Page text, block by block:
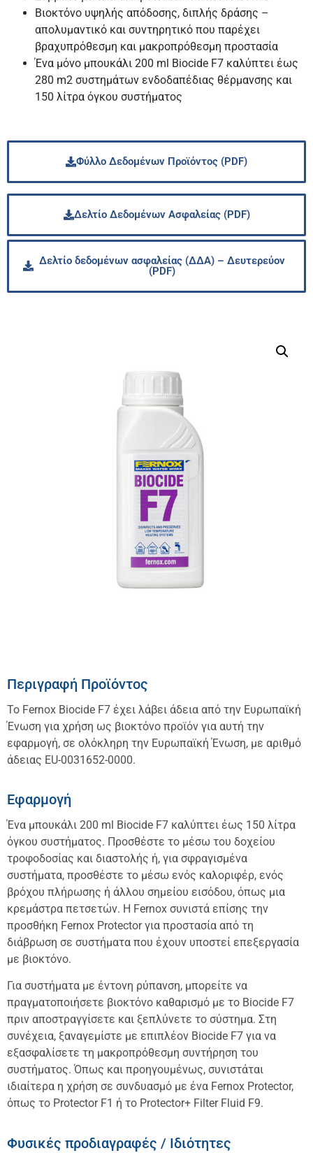
Βιοκτόνο υψηλής απόδοσης, διπλής δράσης –
απολυμαντικό και συντηρητικό που παρέχει
βραχυπρόθεσμη και μακροπρόθεσμη προστασία
Ένα μόνο μπουκάλι 200 ml Biocide F7 καλύπτει έως
280 m2 συστημάτων ενδοδαπέδιας θέρμανσης και
150 λίτρα όγκου συστήματος
Φύλλο Δεδομένων Προϊόντος (PDF)
Δελτίο Δεδομένων Ασφαλείας (PDF)
Δελτίο δεδομένων ασφαλείας (ΔΔΑ) – Δευτερεύον
(PDF)
Περιγραφή Προϊόντος
Το Fernox Biocide F7 έχει λάβει άδεια από την Ευρωπαϊκή
Ένωση για χρήση ως βιοκτόνο προϊόν για αυτή την
εφαρμογή, σε ολόκληρη την Ευρωπαϊκή Ένωση, με αριθμό
άδειας EU-0031652-0000.
Εφαρμογή
Ένα μπουκάλι 200 ml Biocide F7 καλύπτει έως 150 λίτρα
όγκου συστήματος. Προσθέστε το μέσω του δοχείου
τροφοδοσίας και διαστολής ή, για σφραγισμένα
συστήματα, προσθέστε το μέσω ενός καλοριφέρ, ενός
βρόχου πλήρωσης ή άλλου σημείου εισόδου, όπως μια
κρεμάστρα πετσετών. Η Fernox συνιστά επίσης την
προσθήκη Fernox Protector για προστασία από τη
διάβρωση σε συστήματα που έχουν υποστεί επεξεργασία
με βιοκτόνο.
Για συστήματα με έντονη ρύπανση, μπορείτε να
πραγματοποιήσετε βιοκτόνο καθαρισμό με το Biocide F7
πριν αποστραγγίσετε και ξεπλύνετε το σύστημα. Στη
συνέχεια, ξαναγεμίστε με επιπλέον Biocide F7 για να
εξασφαλίσετε τη μακροπρόθεσμη συντήρηση του
συστήματος. Όπως και προηγουμένως, συνιστάται
ιδιαίτερα η χρήση σε συνδυασμό με ένα Fernox Protector,
όπως το Protector F1 ή το Protector+ Filter Fluid F9.
Φυσικές προδιαγραφές / Ιδιότητες